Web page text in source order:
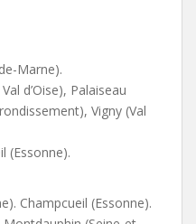
Marne).
d’Oise), Palaiseau
Vigny (Val
(Essonne).
Champcueil (Essonne).